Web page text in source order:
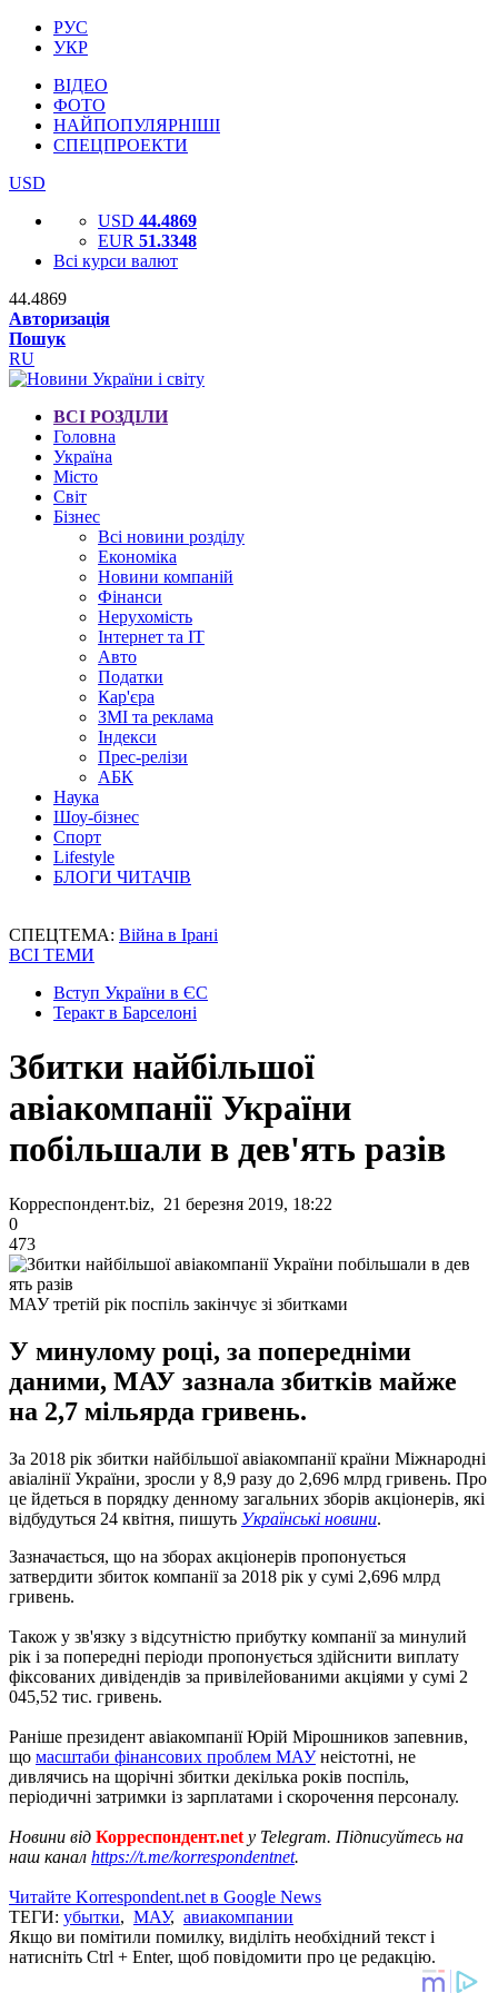
РУС
УКР
ВІДЕО
ФОТО
НАЙПОПУЛЯРНІШІ
СПЕЦПРОЕКТИ
USD
USD 44.4869
EUR 51.3348
Всі курси валют
44.4869
Авторизація
Пошук
RU
ВСІ РОЗДІЛИ
Головна
Україна
Місто
Світ
Бізнес
Всі новини розділу
Економіка
Новини компаній
Фінанси
Нерухомість
Інтернет та IT
Авто
Податки
Кар'єра
ЗМІ та реклама
Індекси
Прес-релізи
АБК
Наука
Шоу-бізнес
Спорт
Lifestyle
БЛОГИ ЧИТАЧІВ
СПЕЦТЕМА: Війна в Ірані
ВСІ ТЕМИ
Вступ України в ЄС
Теракт в Барселоні
Збитки найбільшої
авіакомпанії України
побільшали в дев'ять разів
Корреспондент.biz, 21 березня 2019, 18:22
0
473
МАУ третій рік поспіль закінчує зі збитками
У минулому році, за попередніми
даними, МАУ зазнала збитків майже
на 2,7 мільярда гривень.
За 2018 рік збитки найбільшої авіакомпанії країни Міжнародні
авіалінії України, зросли у 8,9 разу до 2,696 млрд гривень. Про
це йдеться в порядку денному загальних зборів акціонерів, які
відбудуться 24 квітня, пишуть Українські новини.
Зазначається, що на зборах акціонерів пропонується
затвердити збиток компанії за 2018 рік у сумі 2,696 млрд
гривень.
Також у зв'язку з відсутністю прибутку компанії за минулий
рік і за попередні періоди пропонується здійснити виплату
фіксованих дивідендів за привілейованими акціями у сумі 2
045,52 тис. гривень.
Раніше президент авіакомпанії Юрій Мірошников запевнив,
що масштаби фінансових проблем МАУнеістотні, не
дивлячись на щорічні збитки декілька років поспіль,
періодичні затримки із зарплатами і скорочення персоналу.
Новини від Корреспондент.net у Telegram. Підписуйтесь на
наш канал https://t.me/korrespondentnet.
Читайте Korrespondent.net в Google News
ТЕГИ: убытки, МАУ, авиакомпании
Якщо ви помітили помилку, виділіть необхідний текст і
натисніть Ctrl + Enter, щоб повідомити про це редакцію.